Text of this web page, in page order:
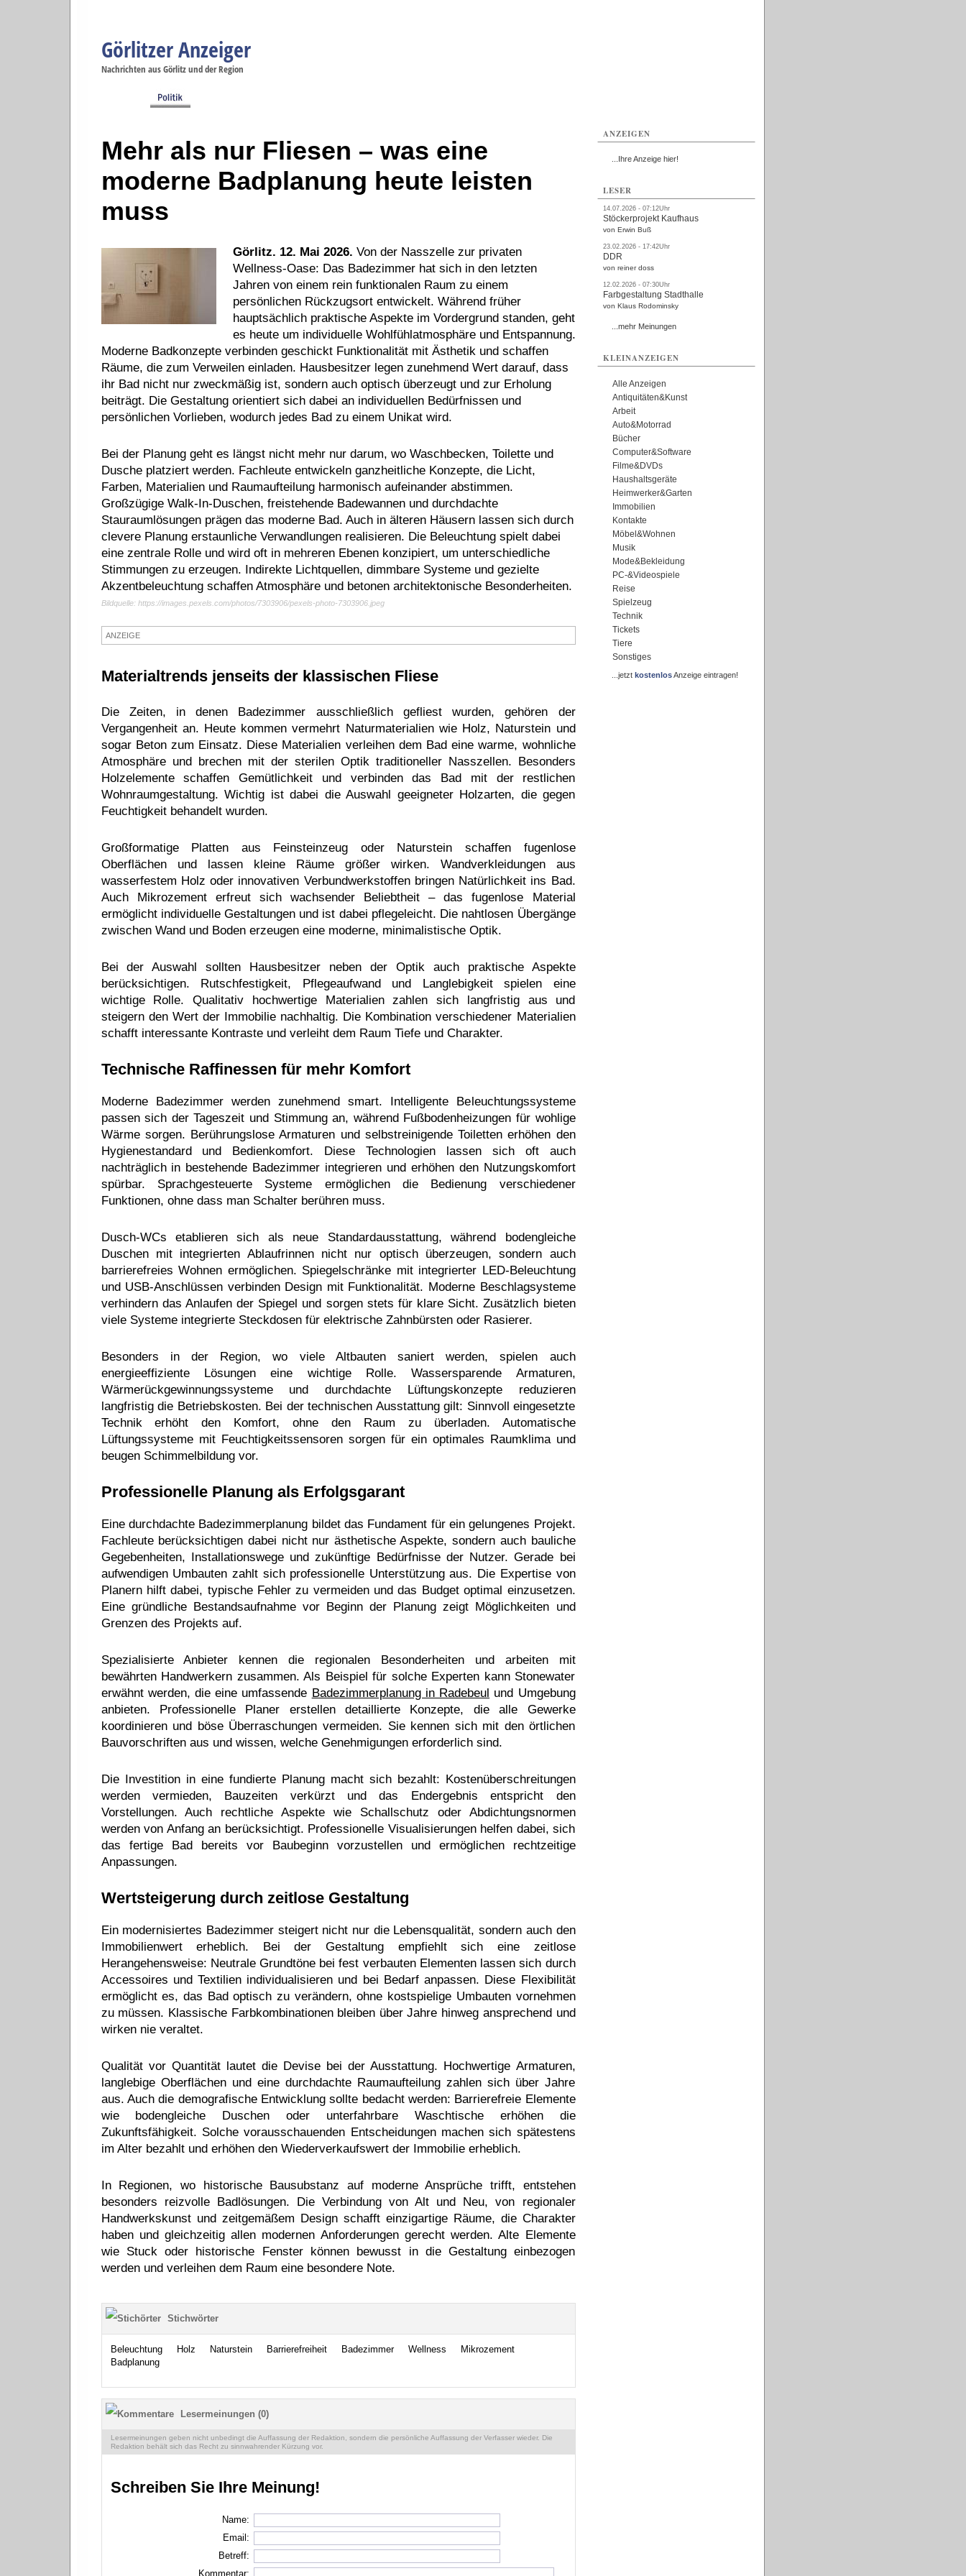
Görlitzer Anzeiger
Nachrichten aus Görlitz und der Region
Mehr als nur Fliesen – was eine
moderne Badplanung heute leisten
muss
Görlitz. 12. Mai 2026. Von der Nasszelle zur privaten
Wellness-Oase: Das Badezimmer hat sich in den letzten
Jahren von einem rein funktionalen Raum zu einem
persönlichen Rückzugsort entwickelt. Während früher
hauptsächlich praktische Aspekte im Vordergrund standen, geht
es heute um individuelle Wohlfühlatmosphäre und Entspannung.
Moderne Badkonzepte verbinden geschickt Funktionalität mit Ästhetik und schaffen
Räume, die zum Verweilen einladen. Hausbesitzer legen zunehmend Wert darauf, dass
ihr Bad nicht nur zweckmäßig ist, sondern auch optisch überzeugt und zur Erholung
beiträgt. Die Gestaltung orientiert sich dabei an individuellen Bedürfnissen und
persönlichen Vorlieben, wodurch jedes Bad zu einem Unikat wird.
Bei der Planung geht es längst nicht mehr nur darum, wo Waschbecken, Toilette und
Dusche platziert werden. Fachleute entwickeln ganzheitliche Konzepte, die Licht,
Farben, Materialien und Raumaufteilung harmonisch aufeinander abstimmen.
Großzügige Walk-In-Duschen, freistehende Badewannen und durchdachte
Stauraumlösungen prägen das moderne Bad. Auch in älteren Häusern lassen sich durch
clevere Planung erstaunliche Verwandlungen realisieren. Die Beleuchtung spielt dabei
eine zentrale Rolle und wird oft in mehreren Ebenen konzipiert, um unterschiedliche
Stimmungen zu erzeugen. Indirekte Lichtquellen, dimmbare Systeme und gezielte
Akzentbeleuchtung schaffen Atmosphäre und betonen architektonische Besonderheiten.
Bildquelle: https://images.pexels.com/photos/7303906/pexels-photo-7303906.jpeg
ANZEIGE
Materialtrends jenseits der klassischen Fliese
Die Zeiten, in denen Badezimmer ausschließlich gefliest wurden, gehören der
Vergangenheit an. Heute kommen vermehrt Naturmaterialien wie Holz, Naturstein und
sogar Beton zum Einsatz. Diese Materialien verleihen dem Bad eine warme, wohnliche
Atmosphäre und brechen mit der sterilen Optik traditioneller Nasszellen. Besonders
Holzelemente schaffen Gemütlichkeit und verbinden das Bad mit der restlichen
Wohnraumgestaltung. Wichtig ist dabei die Auswahl geeigneter Holzarten, die gegen
Feuchtigkeit behandelt wurden.
Großformatige Platten aus Feinsteinzeug oder Naturstein schaffen fugenlose
Oberflächen und lassen kleine Räume größer wirken. Wandverkleidungen aus
wasserfestem Holz oder innovativen Verbundwerkstoffen bringen Natürlichkeit ins Bad.
Auch Mikrozement erfreut sich wachsender Beliebtheit – das fugenlose Material
ermöglicht individuelle Gestaltungen und ist dabei pflegeleicht. Die nahtlosen Übergänge
zwischen Wand und Boden erzeugen eine moderne, minimalistische Optik.
Bei der Auswahl sollten Hausbesitzer neben der Optik auch praktische Aspekte
berücksichtigen. Rutschfestigkeit, Pflegeaufwand und Langlebigkeit spielen eine
wichtige Rolle. Qualitativ hochwertige Materialien zahlen sich langfristig aus und
steigern den Wert der Immobilie nachhaltig. Die Kombination verschiedener Materialien
schafft interessante Kontraste und verleiht dem Raum Tiefe und Charakter.
Technische Raffinessen für mehr Komfort
Moderne Badezimmer werden zunehmend smart. Intelligente Beleuchtungssysteme
passen sich der Tageszeit und Stimmung an, während Fußbodenheizungen für wohlige
Wärme sorgen. Berührungslose Armaturen und selbstreinigende Toiletten erhöhen den
Hygienestandard und Bedienkomfort. Diese Technologien lassen sich oft auch
nachträglich in bestehende Badezimmer integrieren und erhöhen den Nutzungskomfort
spürbar. Sprachgesteuerte Systeme ermöglichen die Bedienung verschiedener
Funktionen, ohne dass man Schalter berühren muss.
Dusch-WCs etablieren sich als neue Standardausstattung, während bodengleiche
Duschen mit integrierten Ablaufrinnen nicht nur optisch überzeugen, sondern auch
barrierefreies Wohnen ermöglichen. Spiegelschränke mit integrierter LED-Beleuchtung
und USB-Anschlüssen verbinden Design mit Funktionalität. Moderne Beschlagsysteme
verhindern das Anlaufen der Spiegel und sorgen stets für klare Sicht. Zusätzlich bieten
viele Systeme integrierte Steckdosen für elektrische Zahnbürsten oder Rasierer.
Besonders in der Region, wo viele Altbauten saniert werden, spielen auch
energieeffiziente Lösungen eine wichtige Rolle. Wassersparende Armaturen,
Wärmerückgewinnungssysteme und durchdachte Lüftungskonzepte reduzieren
langfristig die Betriebskosten. Bei der technischen Ausstattung gilt: Sinnvoll eingesetzte
Technik erhöht den Komfort, ohne den Raum zu überladen. Automatische
Lüftungssysteme mit Feuchtigkeitssensoren sorgen für ein optimales Raumklima und
beugen Schimmelbildung vor.
Professionelle Planung als Erfolgsgarant
Eine durchdachte Badezimmerplanung bildet das Fundament für ein gelungenes Projekt.
Fachleute berücksichtigen dabei nicht nur ästhetische Aspekte, sondern auch bauliche
Gegebenheiten, Installationswege und zukünftige Bedürfnisse der Nutzer. Gerade bei
aufwendigen Umbauten zahlt sich professionelle Unterstützung aus. Die Expertise von
Planern hilft dabei, typische Fehler zu vermeiden und das Budget optimal einzusetzen.
Eine gründliche Bestandsaufnahme vor Beginn der Planung zeigt Möglichkeiten und
Grenzen des Projekts auf.
Spezialisierte Anbieter kennen die regionalen Besonderheiten und arbeiten mit
bewährten Handwerkern zusammen. Als Beispiel für solche Experten kann Stonewater
erwähnt werden, die eine umfassende Badezimmerplanung in Radebeul und Umgebung
anbieten. Professionelle Planer erstellen detaillierte Konzepte, die alle Gewerke
koordinieren und böse Überraschungen vermeiden. Sie kennen sich mit den örtlichen
Bauvorschriften aus und wissen, welche Genehmigungen erforderlich sind.
Die Investition in eine fundierte Planung macht sich bezahlt: Kostenüberschreitungen
werden vermieden, Bauzeiten verkürzt und das Endergebnis entspricht den
Vorstellungen. Auch rechtliche Aspekte wie Schallschutz oder Abdichtungsnormen
werden von Anfang an berücksichtigt. Professionelle Visualisierungen helfen dabei, sich
das fertige Bad bereits vor Baubeginn vorzustellen und ermöglichen rechtzeitige
Anpassungen.
Wertsteigerung durch zeitlose Gestaltung
Ein modernisiertes Badezimmer steigert nicht nur die Lebensqualität, sondern auch den
Immobilienwert erheblich. Bei der Gestaltung empfiehlt sich eine zeitlose
Herangehensweise: Neutrale Grundtöne bei fest verbauten Elementen lassen sich durch
Accessoires und Textilien individualisieren und bei Bedarf anpassen. Diese Flexibilität
ermöglicht es, das Bad optisch zu verändern, ohne kostspielige Umbauten vornehmen
zu müssen. Klassische Farbkombinationen bleiben über Jahre hinweg ansprechend und
wirken nie veraltet.
Qualität vor Quantität lautet die Devise bei der Ausstattung. Hochwertige Armaturen,
langlebige Oberflächen und eine durchdachte Raumaufteilung zahlen sich über Jahre
aus. Auch die demografische Entwicklung sollte bedacht werden: Barrierefreie Elemente
wie bodengleiche Duschen oder unterfahrbare Waschtische erhöhen die
Zukunftsfähigkeit. Solche vorausschauenden Entscheidungen machen sich spätestens
im Alter bezahlt und erhöhen den Wiederverkaufswert der Immobilie erheblich.
In Regionen, wo historische Bausubstanz auf moderne Ansprüche trifft, entstehen
besonders reizvolle Badlösungen. Die Verbindung von Alt und Neu, von regionaler
Handwerkskunst und zeitgemäßem Design schafft einzigartige Räume, die Charakter
haben und gleichzeitig allen modernen Anforderungen gerecht werden. Alte Elemente
wie Stuck oder historische Fenster können bewusst in die Gestaltung einbezogen
werden und verleihen dem Raum eine besondere Note.
Stichwörter
Beleuchtung Holz Naturstein Barrierefreiheit Badezimmer Wellness
Mikrozement
Badplanung
Lesermeinungen (0)
Lesermeinungen geben nicht unbedingt die Auffassung der Redaktion, sondern die persönliche Auffassung der Verfasser wieder. Die
Redaktion behält sich das Recht zu sinnwahrender Kürzung vor.
Schreiben Sie Ihre Meinung!
Name:
Email:
Betreff:
Kommentar:
ANZEIGEN
...Ihre Anzeige hier!
LESER
14.07.2026 - 07:12Uhr
Stöckerprojekt Kaufhaus
von Erwin Buß
23.02.2026 - 17:42Uhr
DDR
von reiner doss
12.02.2026 - 07:30Uhr
Farbgestaltung Stadthalle
von Klaus Rodominsky
...mehr Meinungen
KLEINANZEIGEN
Alle Anzeigen
Antiquitäten&Kunst
Arbeit
Auto&Motorrad
Bücher
Computer&Software
Filme&DVDs
Haushaltsgeräte
Heimwerker&Garten
Immobilien
Kontakte
Möbel&Wohnen
Musik
Mode&Bekleidung
PC-&Videospiele
Reise
Spielzeug
Technik
Tickets
Tiere
Sonstiges
...jetzt kostenlosAnzeige eintragen!